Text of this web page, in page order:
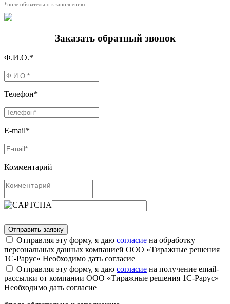
*поле обязательно к заполнению
Заказать обратный звонок
Ф.И.О.*
Телефон*
E-mail*
Комментарий
Отправляя эту форму, я даю согласие на обработку
персональных данных компанией ООО «Тиражные решения
1С-Рарус» Необходимо дать согласие
Отправляя эту форму, я даю согласие на получение email-
рассылки от компании ООО «Тиражные решения 1С-Рарус»
Необходимо дать согласие